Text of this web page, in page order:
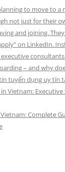
to move to
not just for their
and joining.
on LinkedIn.
– and why
tuyển dụng uy tín
Vietnam: Executive
Complete